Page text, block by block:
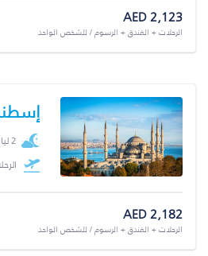
AED 2,123
الرحلات + الفندق + الرسوم / للشخص الواحد
2 ليال
AED 2,182
الرحلات + الفندق + الرسوم / للشخص الواحد